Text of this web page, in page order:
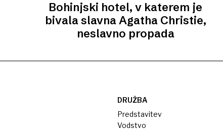
Bohinjski hotel, v katerem je
bivala slavna Agatha Christie,
neslavno propada
DRUŽBA
Predstavitev
Vodstvo